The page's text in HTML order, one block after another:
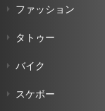
ファッション
タトゥー
バイク
スケボー